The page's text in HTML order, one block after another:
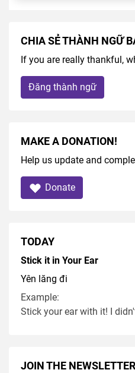
CHIA SẺ THÀNH NGỮ
If you are really thankful,
Đăng thành ngữ
MAKE A DONATION!
Help us update and
Donate
TODAY
Stick it in Your Ear
Yên lăng đi
Example:
Stick your ear with it! I
JOIN THE NEWSLETTER